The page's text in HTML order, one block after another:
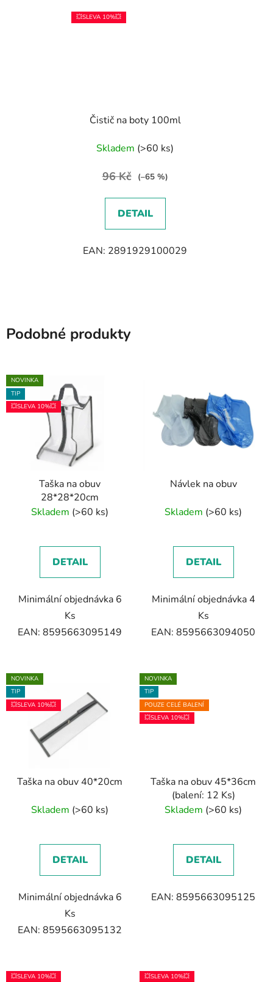
💥SLEVA 10%💥
Čistič na boty 100ml
Skladem (>60 ks)
96 Kč (–65 %)
DETAIL
EAN: 2891929100029
Podobné produkty
NOVINKA
TIP
💥SLEVA 10%💥
Taška na obuv
28*28*20cm
Skladem (>60 ks)
DETAIL
Minimální objednávka 6
Ks
EAN: 8595663095149
Návlek na obuv
Skladem (>60 ks)
DETAIL
Minimální objednávka 4
Ks
EAN: 8595663094050
NOVINKA
TIP
💥SLEVA 10%💥
Taška na obuv 40*20cm
Skladem (>60 ks)
DETAIL
Minimální objednávka 6
Ks
EAN: 8595663095132
NOVINKA
TIP
POUZE CELÉ BALENÍ
💥SLEVA 10%💥
Taška na obuv 45*36cm
(balení: 12 Ks)
Skladem (>60 ks)
DETAIL
EAN: 8595663095125
💥SLEVA 10%💥 💥SLEVA 10%💥